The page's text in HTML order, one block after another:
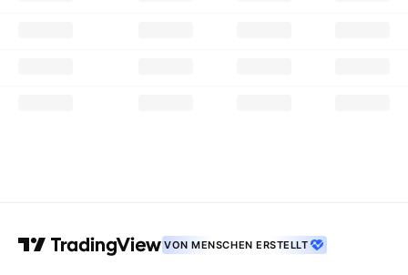
VON MENSCHEN ERSTELLT